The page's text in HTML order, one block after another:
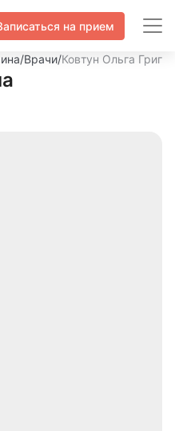
на прием
/Врачи/Ковтун Ольга